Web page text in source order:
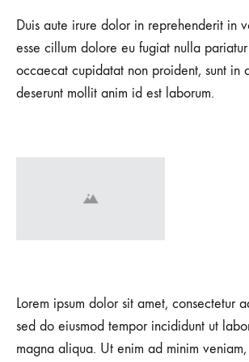
Duis aute irure dolor in reprehenderit in
esse cillum dolore eu fugiat nulla
occaecat cupidatat non proident, sunt in
deserunt mollit anim id est laborum.
Lorem ipsum dolor sit amet, consectetur
sed do eiusmod tempor incididunt ut
magna aliqua. Ut enim ad minim veniam,